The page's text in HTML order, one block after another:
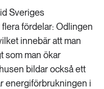
Sveriges
fördelar: Odlingen
innebär att man
som man ökar
bildar också ett
energiförbrukningen i